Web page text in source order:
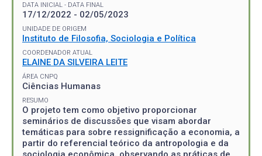
DATA INICIAL - DATA FINAL
17/12/2022 - 02/05/2023
UNIDADE DE ORIGEM
Instituto de Filosofia, Sociologia e Política
COORDENADOR ATUAL
ELAINE DA SILVEIRA LEITE
ÁREA CNPQ
Ciências Humanas
RESUMO
O projeto tem como objetivo proporcionar
seminários de discussões que visam abordar
temáticas para sobre ressignificação a economia, a
partir do referencial teórico da antropologia e da